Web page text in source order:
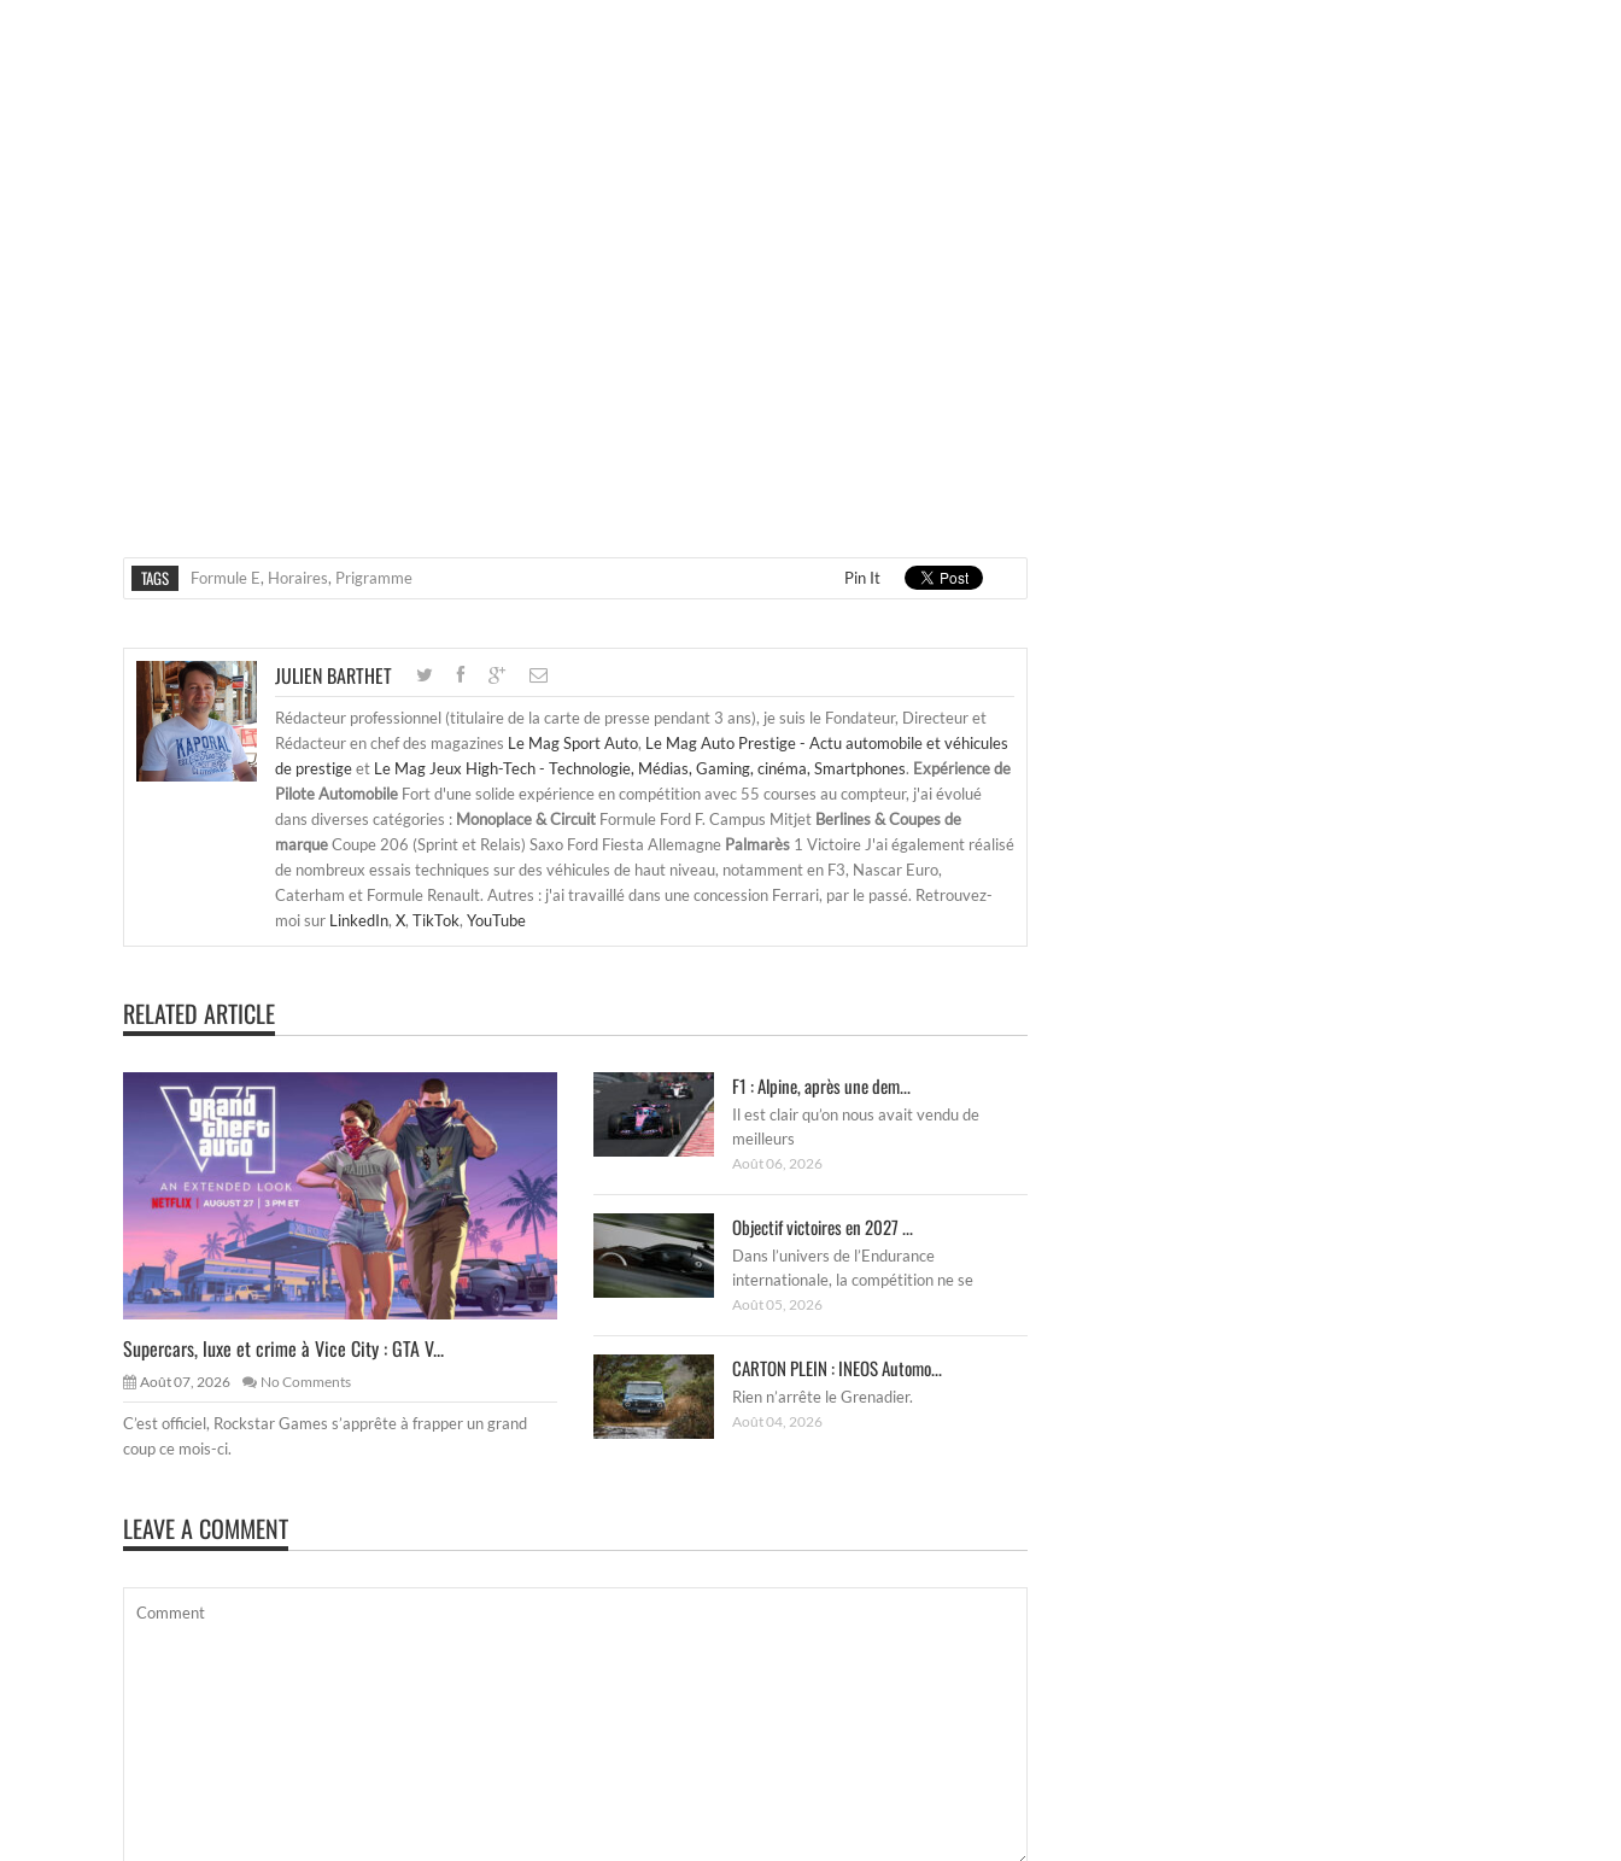
TAGS Formule E, Horaires, Prigramme Pin It
JULIEN BARTHET
Rédacteur professionnel (titulaire de la carte de presse pendant 3 ans), je suis le Fondateur, Directeur et
Rédacteur en chef des magazines Le Mag Sport Auto, Le Mag Auto Prestige - Actu automobile et véhicules
de prestigeet Le Mag Jeux High-Tech - Technologie, Médias, Gaming, cinéma, Smartphones. Expérience de
Pilote Automobile Fort d'une solide expérience en compétition avec 55 courses au compteur, j'ai évolué
dans diverses catégories : Monoplace & Circuit Formule Ford F. Campus Mitjet Berlines & Coupes de
marqueCoupe 206 (Sprint et Relais) Saxo Ford Fiesta Allemagne Palmarès 1 Victoire J'ai également réalisé
de nombreux essais techniques sur des véhicules de haut niveau, notamment en F3, Nascar Euro,
Caterham et Formule Renault. Autres : j'ai travaillé dans une concession Ferrari, par le passé. Retrouvez-
moi sur LinkedIn, X, TikTok, YouTube
RELATED ARTICLE
Supercars, luxe et crime à Vice City : GTA V...
Août 07, 2026 No Comments
C’est officiel, Rockstar Games s’apprête à frapper un grand
coup ce mois-ci.
F1 : Alpine, après une dem...
Il est clair qu’on nous avait vendu de
meilleurs
Août 06, 2026
Objectif victoires en 2027 ...
Dans l’univers de l’Endurance
internationale, la compétition ne se
Août 05, 2026
CARTON PLEIN : INEOS Automo...
Rien n’arrête le Grenadier.
Août 04, 2026
LEAVE A COMMENT